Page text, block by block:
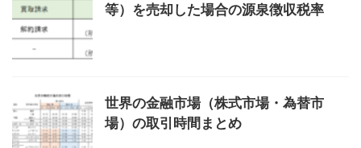
等）を売却した場合の源泉徴収税率
世界の金融市場（株式市場・為替市
場）の取引時間まとめ